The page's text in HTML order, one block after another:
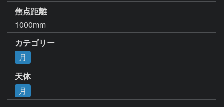
焦点距離
1000mm
カテゴリー
月
天体
月